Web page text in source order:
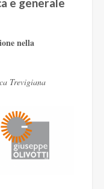
nella
Trevigiana